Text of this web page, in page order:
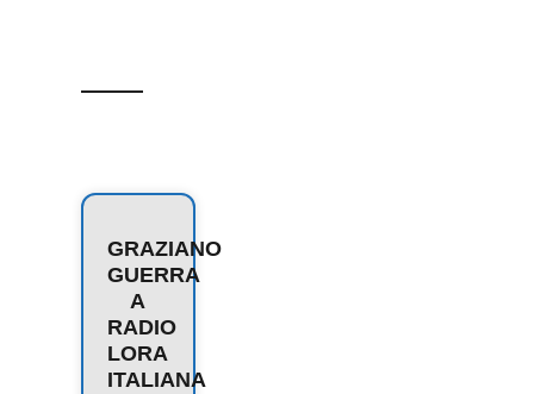
GRAZIANO
GUERRA
A
RADIO
LORA
ITALIANA